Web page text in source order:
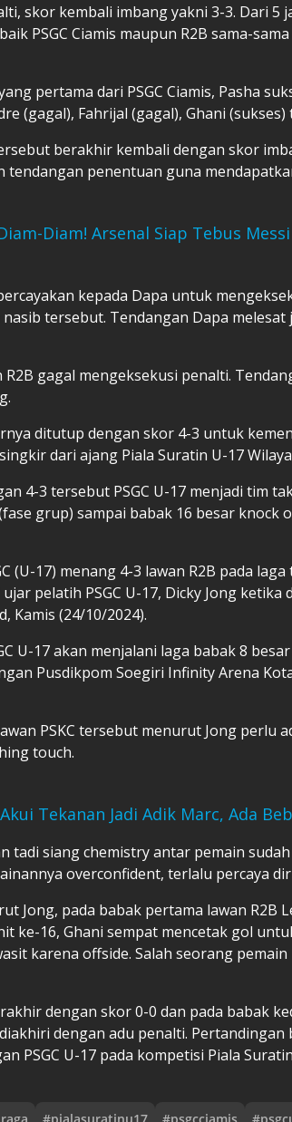
skor kembali imbang yakni 3-3. Dari 5
PSGC Ciamis maupun R2B sama-
pertama dari PSGC Ciamis, Pasha
(gagal), Fahrijal (gagal), Ghani
berakhir kembali dengan skor
tendangan penentuan guna
Diam! Arsenal Siap Tebus
kepada Dapa untuk
tersebut. Tendangan Dapa
gagal mengeksekusi penalti.
ditutup dengan skor 4-3 untuk
dari ajang Piala Suratin U-17
4-3 tersebut PSGC U-17 menjadi tim
grup) sampai babak 16 besar knock
(U-17) menang 4-3 lawan R2B pada
pelatih PSGC U-17, Dicky Jong ketika
Kamis (24/10/2024).
U-17 akan menjalani laga babak 8 besar
Pusdikpom Soegiri Infinity Arena
PSKC tersebut menurut Jong perlu
touch.
Tekanan Jadi Adik Marc, Ada
tadi siang chemistry antar pemain
overconfident, terlalu percaya
Jong, pada babak pertama lawan R2B
ke-16, Ghani sempat mencetak gol
karena offside. Salah seorang pemain
dengan skor 0-0 dan pada babak
dengan adu penalti. Pertandingan
PSGC U-17 pada kompetisi Piala
#pialasuratinu17 #psgcciamis #